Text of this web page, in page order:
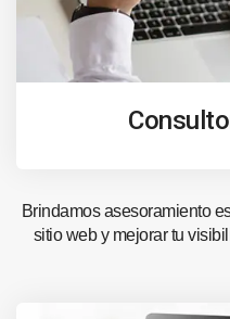
Brindamos asesoramiento
sitio web y mejorar tu